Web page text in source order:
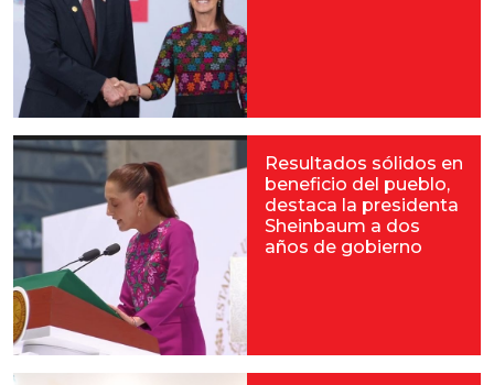
Resultados sólidos en
beneficio del pueblo,
destaca la presidenta
Sheinbaum a dos
años de gobierno